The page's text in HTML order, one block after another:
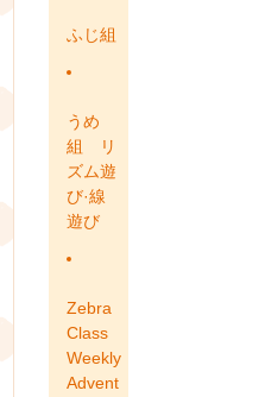
ふじ組
うめ
組 リ
ズム遊
び·線
遊び
Zebra
Class
Weekly
Advent